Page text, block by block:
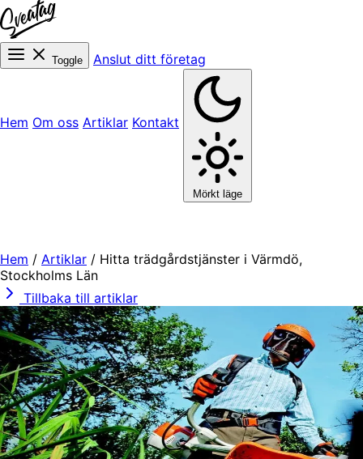
Toggle Anslut ditt företag
Hem Om oss Artiklar Kontakt
Mörkt läge
Hem / Artiklar / Hitta trädgårdstjänster i Värmdö,
Stockholms Län
Tillbaka till artiklar